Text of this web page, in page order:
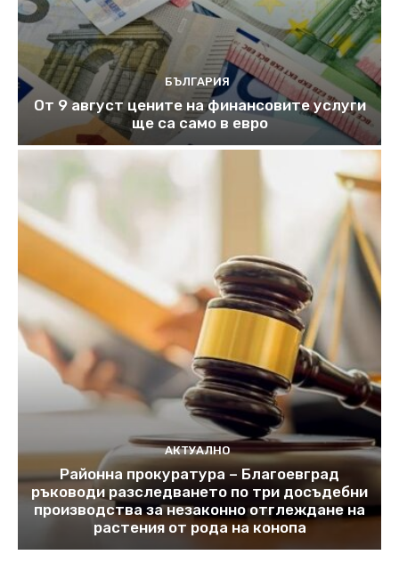
БЪЛГАРИЯ
От 9 август цените на финансовите услуги
ще са само в евро
АКТУАЛНО
Районна прокуратура – Благоевград
ръководи разследването по три досъдебни
производства за незаконно отглеждане на
растения от рода на конопа